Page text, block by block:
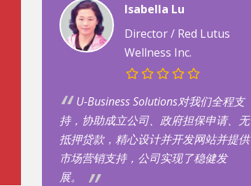
Isabella Lu
Director / Red Lutus
Wellness Inc.
U-Business Solutions对我们全程支
持，协助成立公司、政府担保申请、无
抵押贷款，精心设计并开发网站并提供
市场营销支持，公司实现了稳健发
展。